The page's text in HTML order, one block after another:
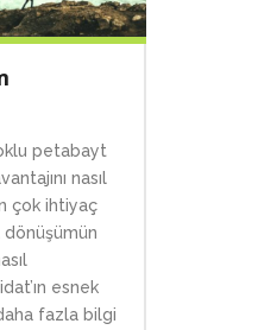
petabayt
nasıl
çok ihtiyaç
esnek
fazla bilgi